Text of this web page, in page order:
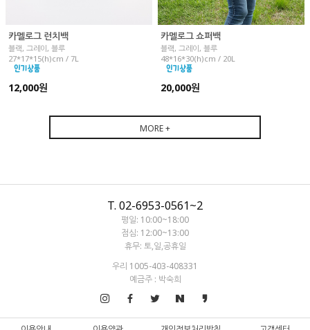
카멜로그 런치백
블랙, 그레이, 블루
27*17*15(h)cm / 7L
12,000원
카멜로그 쇼퍼백
블랙, 그레이, 블루
48*16*30(h)cm / 20L
20,000원
MORE +
T. 02-6953-0561~2
평일: 10:00~18:00
점심: 12:00~13:00
휴무: 토,일,공휴일
우리 1005-403-408331
예금주 : 박숙희